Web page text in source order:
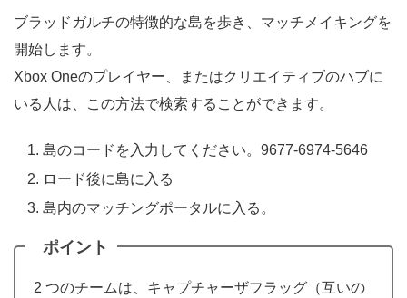
ブラッドガルチの特徴的な島を歩き、マッチメイキングを
開始します。
Xbox Oneのプレイヤー、またはクリエイティブのハブに
いる人は、この方法で検索することができます。
島のコードを入力してください。9677-6974-5646
ロード後に島に入る
島内のマッチングポータルに入る。
ポイント
2 つのチームは、キャプチャーザフラッグ（互いの